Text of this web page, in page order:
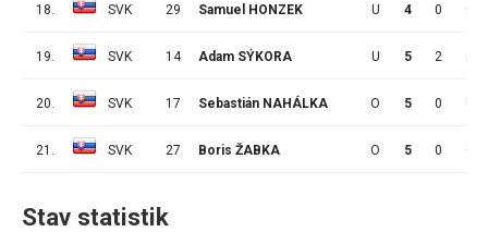
18. SVK 29 Samuel HONZEK U 4 0 0
19. SVK 14 Adam SÝKORA U 5 2 0
20. SVK 17 Sebastián NAHÁLKA O 5 0 0
21. SVK 27 Boris ŽABKA O 5 0 0
Stav statistik